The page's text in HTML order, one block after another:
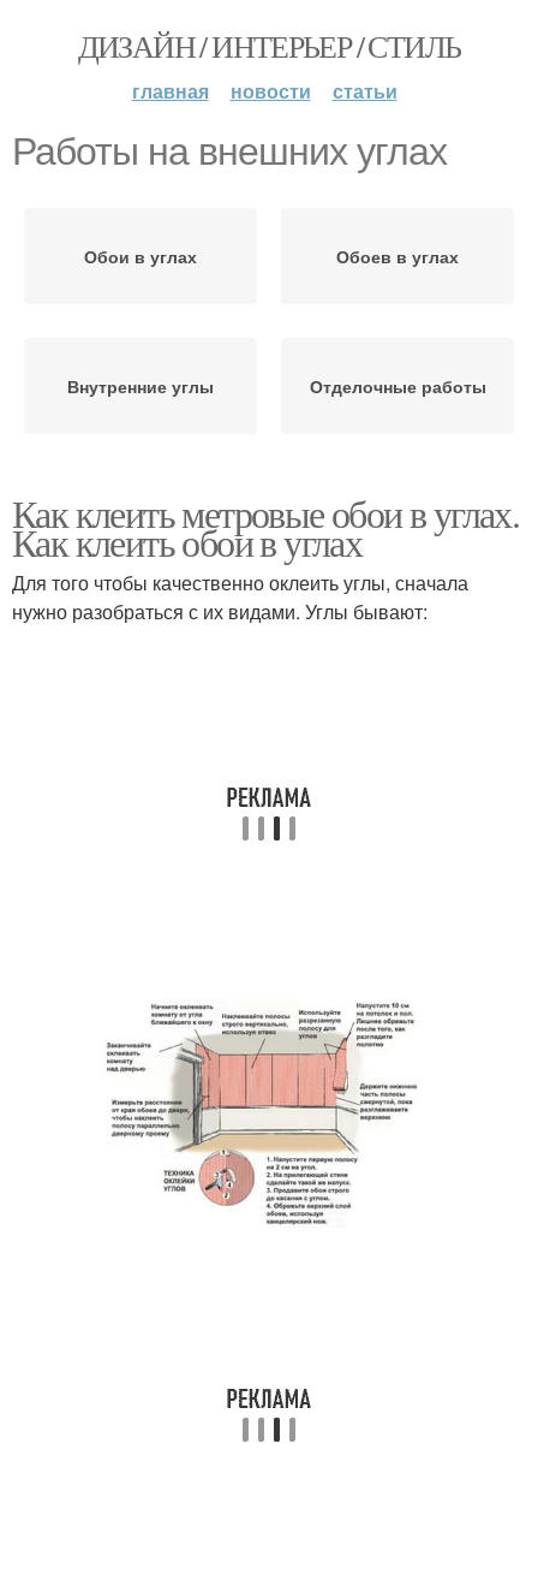
ДИЗАЙН / ИНТЕРЬЕР / СТИЛЬ
главная новости статьи
Работы на внешних углах
Обои в углах Обоев в углах
Внутренние углы Отделочные работы
Как клеить метровые обои в углах.
Как клеить обои в углах
Для того чтобы качественно оклеить углы, сначала
нужно разобраться с их видами. Углы бывают: